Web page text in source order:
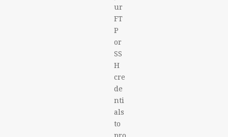
ur
FT
P
or
SS
H
cre
de
nti
als
to